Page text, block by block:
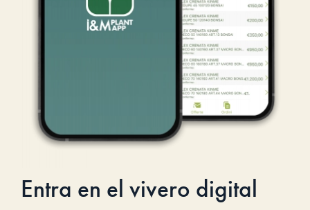
Entra en el vivero digital